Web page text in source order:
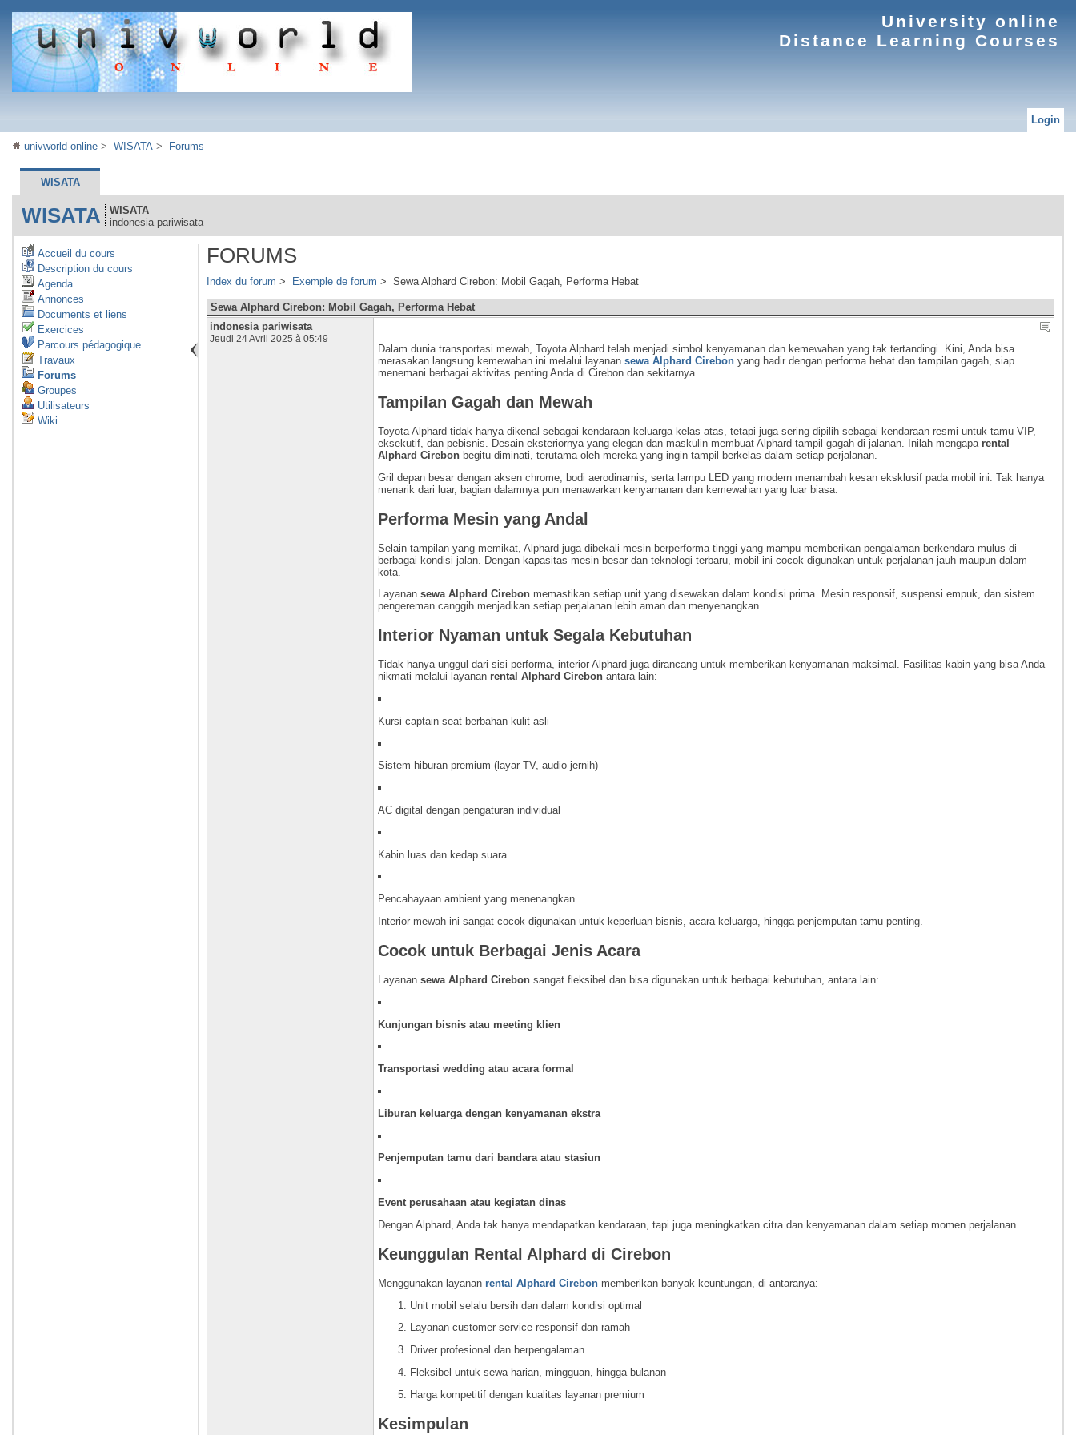
University online
Distance Learning Courses
Login
univworld-online > WISATA > Forums
WISATA
WISATA
WISATA
indonesia pariwisata
Accueil du cours
Description du cours
Agenda
Annonces
Documents et liens
Exercices
Parcours pédagogique
Travaux
Forums
Groupes
Utilisateurs
Wiki
FORUMS
Index du forum > Exemple de forum > Sewa Alphard Cirebon: Mobil Gagah, Performa Hebat
Sewa Alphard Cirebon: Mobil Gagah, Performa Hebat
indonesia pariwisata
Jeudi 24 Avril 2025 à 05:49
Dalam dunia transportasi mewah, Toyota Alphard telah menjadi simbol kenyamanan dan kemewahan yang tak tertandingi. Kini, Anda bisa
merasakan langsung kemewahan ini melalui layanan sewa Alphard Cirebon yang hadir dengan performa hebat dan tampilan gagah, siap
menemani berbagai aktivitas penting Anda di Cirebon dan sekitarnya.
Tampilan Gagah dan Mewah
Toyota Alphard tidak hanya dikenal sebagai kendaraan keluarga kelas atas, tetapi juga sering dipilih sebagai kendaraan resmi untuk tamu VIP,
eksekutif, dan pebisnis. Desain eksteriornya yang elegan dan maskulin membuat Alphard tampil gagah di jalanan. Inilah mengapa rental
Alphard Cirebon begitu diminati, terutama oleh mereka yang ingin tampil berkelas dalam setiap perjalanan.
Gril depan besar dengan aksen chrome, bodi aerodinamis, serta lampu LED yang modern menambah kesan eksklusif pada mobil ini. Tak hanya
menarik dari luar, bagian dalamnya pun menawarkan kenyamanan dan kemewahan yang luar biasa.
Performa Mesin yang Andal
Selain tampilan yang memikat, Alphard juga dibekali mesin berperforma tinggi yang mampu memberikan pengalaman berkendara mulus di
berbagai kondisi jalan. Dengan kapasitas mesin besar dan teknologi terbaru, mobil ini cocok digunakan untuk perjalanan jauh maupun dalam
kota.
Layanan sewa Alphard Cirebon memastikan setiap unit yang disewakan dalam kondisi prima. Mesin responsif, suspensi empuk, dan sistem
pengereman canggih menjadikan setiap perjalanan lebih aman dan menyenangkan.
Interior Nyaman untuk Segala Kebutuhan
Tidak hanya unggul dari sisi performa, interior Alphard juga dirancang untuk memberikan kenyamanan maksimal. Fasilitas kabin yang bisa Anda
nikmati melalui layanan rental Alphard Cirebon antara lain:
Kursi captain seat berbahan kulit asli
Sistem hiburan premium (layar TV, audio jernih)
AC digital dengan pengaturan individual
Kabin luas dan kedap suara
Pencahayaan ambient yang menenangkan
Interior mewah ini sangat cocok digunakan untuk keperluan bisnis, acara keluarga, hingga penjemputan tamu penting.
Cocok untuk Berbagai Jenis Acara
Layanan sewa Alphard Cirebon sangat fleksibel dan bisa digunakan untuk berbagai kebutuhan, antara lain:
Kunjungan bisnis atau meeting klien
Transportasi wedding atau acara formal
Liburan keluarga dengan kenyamanan ekstra
Penjemputan tamu dari bandara atau stasiun
Event perusahaan atau kegiatan dinas
Dengan Alphard, Anda tak hanya mendapatkan kendaraan, tapi juga meningkatkan citra dan kenyamanan dalam setiap momen perjalanan.
Keunggulan Rental Alphard di Cirebon
Menggunakan layanan rental Alphard Cirebon memberikan banyak keuntungan, di antaranya:
Unit mobil selalu bersih dan dalam kondisi optimal
Layanan customer service responsif dan ramah
Driver profesional dan berpengalaman
Fleksibel untuk sewa harian, mingguan, hingga bulanan
Harga kompetitif dengan kualitas layanan premium
Kesimpulan